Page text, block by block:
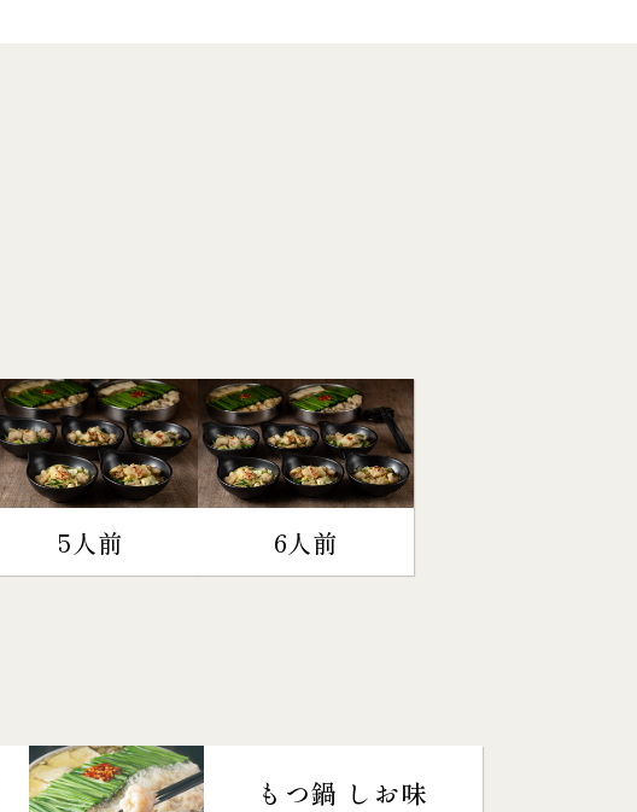
5人前 6人前
もつ鍋 しお味